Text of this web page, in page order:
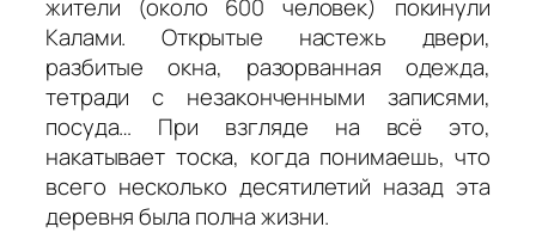
жители (около 600 человек) покинули
Калами. Открытые настежь двери,
разбитые окна, разорванная одежда,
тетради с незаконченными записями,
посуда… При взгляде на всё это,
накатывает тоска, когда понимаешь, что
всего несколько десятилетий назад эта
деревня была полна жизни.